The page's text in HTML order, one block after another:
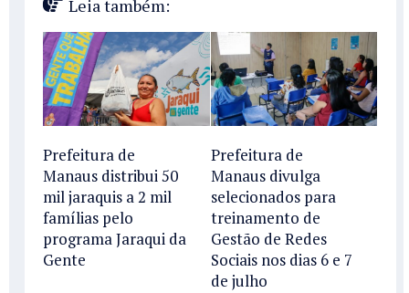
Leia também:
Prefeitura de
Manaus distribui 50
mil jaraquis a 2 mil
famílias pelo
programa Jaraqui da
Gente
Prefeitura de
Manaus divulga
selecionados para
treinamento de
Gestão de Redes
Sociais nos dias 6 e 7
de julho